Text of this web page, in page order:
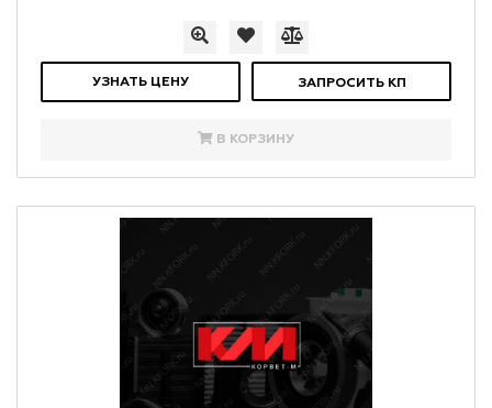
УЗНАТЬ ЦЕНУ ЗАПРОСИТЬ КП
В КОРЗИНУ